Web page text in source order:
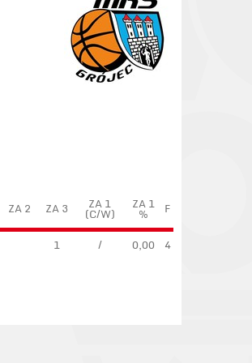
ZA 2 ZA 3 ZA 1
(C/W)
ZA 1
% F
1 / 0,00 4